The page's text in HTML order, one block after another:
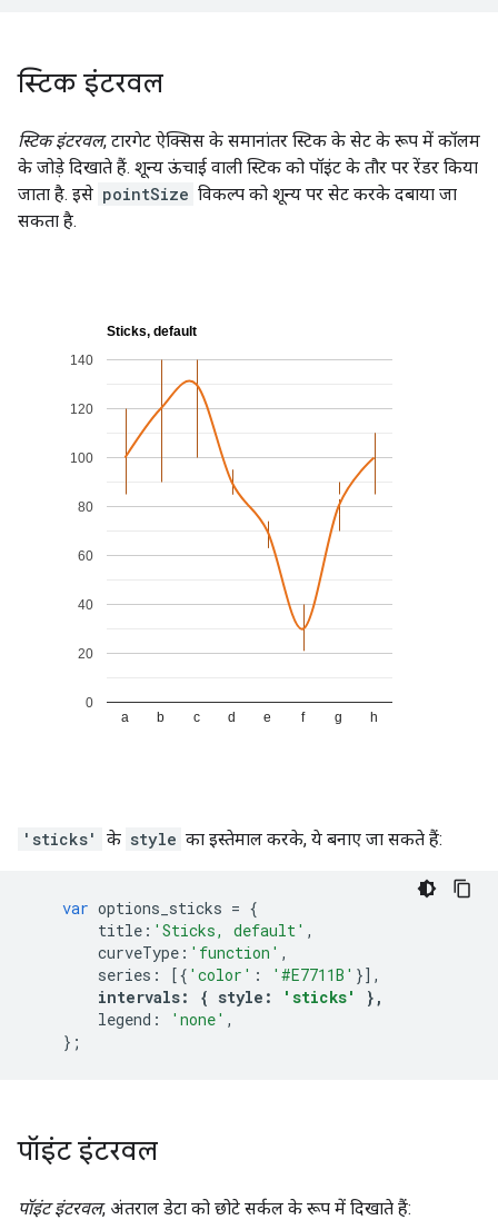
स्टिक इंटरवल
स्टिक इंटरवल, टारगेट ऐक्सिस के समानांतर स्टिक के सेट के रूप में कॉलम
के जोड़े दिखाते हैं. शून्य ऊंचाई वाली स्टिक को पॉइंट के तौर पर रेंडर किया
जाता है. इसे pointSize विकल्प को शून्य पर सेट करके दबाया जा
सकता है.
'sticks' के style का इस्तेमाल करके, ये बनाए जा सकते हैं:
var options_sticks = {
title : 'Sticks, default' ,
curveType : 'function' ,
series : [{ 'color' : '#E7711B' }],
intervals: { style : 'sticks'
},
legend : 'none' ,
};
पॉइंट इंटरवल
पॉइंट इंटरवल, अंतराल डेटा को छोटे सर्कल के रूप में दिखाते हैं: